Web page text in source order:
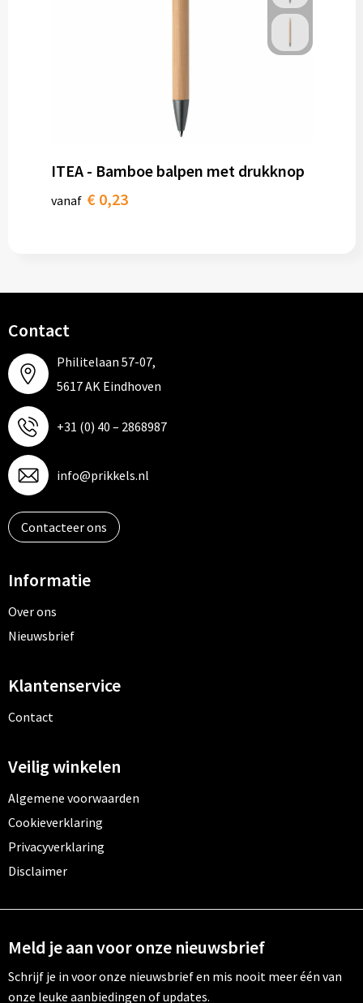
ITEA - Bamboe balpen met drukknop
vanaf € 0,23
Contact
Philitelaan 57-07,
5617 AK Eindhoven
+31 (0) 40 – 2868987
info@prikkels.nl
Contacteer ons
Informatie
Over ons
Nieuwsbrief
Klantenservice
Contact
Veilig winkelen
Algemene voorwaarden
Cookieverklaring
Privacyverklaring
Disclaimer
Meld je aan voor onze nieuwsbrief
Schrijf je in voor onze nieuwsbrief en mis nooit meer één van
onze leuke aanbiedingen of updates.